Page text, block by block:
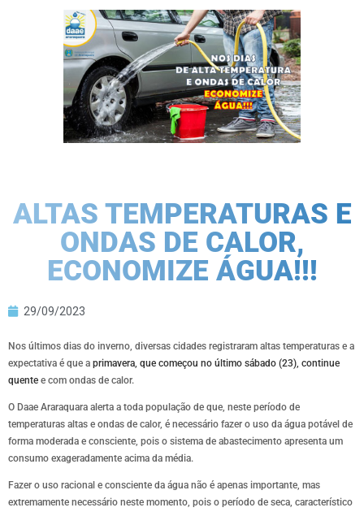
ALTAS TEMPERATURAS E
ONDAS DE CALOR,
ECONOMIZE ÁGUA!!!
29/09/2023
Nos últimos dias do inverno, diversas cidades registraram altas temperaturas e a
expectativa é que a primavera, que começou no último sábado (23), continue
quente e com ondas de calor.
O Daae Araraquara alerta a toda população de que, neste período de
temperaturas altas e ondas de calor, é necessário fazer o uso da água potável de
forma moderada e consciente, pois o sistema de abastecimento apresenta um
consumo exageradamente acima da média.
Fazer o uso racional e consciente da água não é apenas importante, mas
extremamente necessário neste momento, pois o período de seca, característico